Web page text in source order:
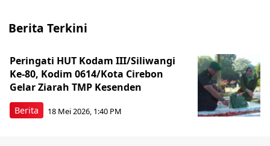
Berita Terkini
Berita
Peringati HUT Kodam III/Siliwangi
Ke-80, Kodim 0614/Kota Cirebon
Gelar Ziarah TMP Kesenden
18 Mei 2026, 1:40 PM